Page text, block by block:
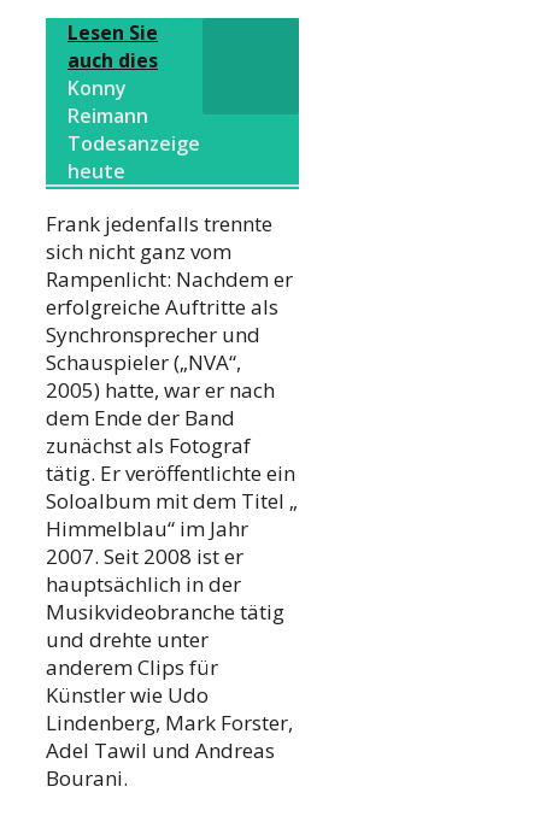
Lesen Sie
auch dies
Konny
Reimann
Todesanzeige
heute
Frank jedenfalls trennte
sich nicht ganz vom
Rampenlicht: Nachdem er
erfolgreiche Auftritte als
Synchronsprecher und
Schauspieler („NVA“,
2005) hatte, war er nach
dem Ende der Band
zunächst als Fotograf
tätig. Er veröffentlichte ein
Soloalbum mit dem Titel „
Himmelblau“ im Jahr
2007. Seit 2008 ist er
hauptsächlich in der
Musikvideobranche tätig
und drehte unter
anderem Clips für
Künstler wie Udo
Lindenberg, Mark Forster,
Adel Tawil und Andreas
Bourani.